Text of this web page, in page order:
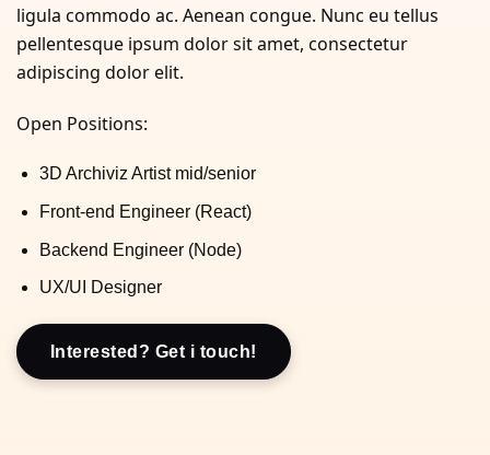
ligula commodo ac. Aenean congue. Nunc eu tellus
pellentesque ipsum dolor sit amet, consectetur
adipiscing dolor elit.
Open Positions:
3D Archiviz Artist mid/senior
Front-end Engineer (React)
Backend Engineer (Node)
UX/UI Designer
Interested? Get i touch!